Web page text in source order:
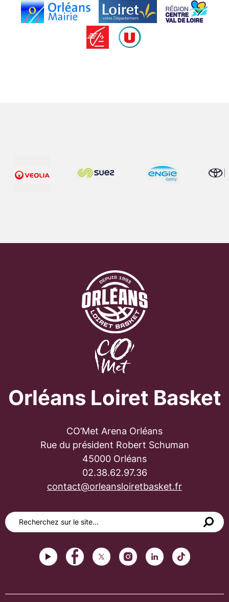
Orléans Loiret Basket
CO’Met Arena Orléans
Rue du président Robert Schuman
45000 Orléans
02.38.62.97.36
contact@orleansloiretbasket.fr